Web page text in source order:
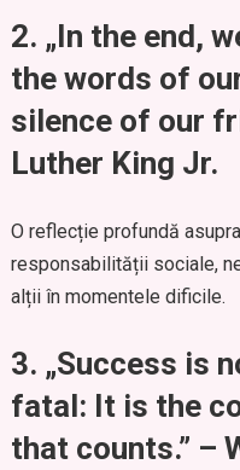
2. „In the end,
the words of
silence of our
Luther King Jr.
O reflecție profundă
responsabilității sociale,
alții în momentele dificile.
3. „Success is
fatal: It is the
that counts.” –